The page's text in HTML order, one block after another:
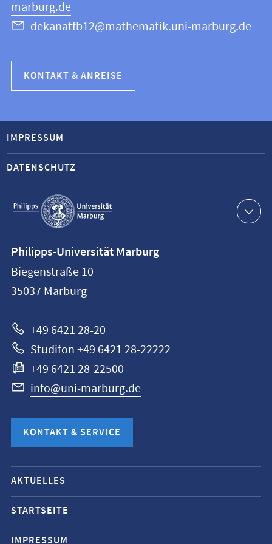
marburg.de
dekanatfb12@mathematik.uni-marburg.de
KONTAKT & ANREISE
Service-
Navigation
IMPRESSUM
DATENSCHUTZ
Philipps-
Universität
Marburg
Philipps-Universität Marburg
Biegenstraße 10
35037 Marburg
+49 6421 28-20
Studifon +49 6421 28-22222
+49 6421 28-22500
info@uni-marburg.de
KONTAKT & SERVICE
Mobile-
Service-
Navigation
und
AKTUELLES
STARTSEITE
IMPRESSUM